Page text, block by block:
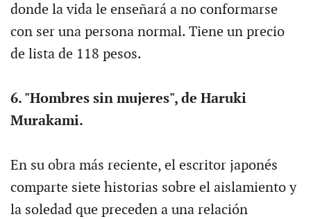
donde la vida le enseñará a no conformarse
con ser una persona normal. Tiene un precio
de lista de 118 pesos.
6. "Hombres sin mujeres", de Haruki
Murakami.
En su obra más reciente, el escritor japonés
comparte siete historias sobre el aislamiento y
la soledad que preceden a una relación